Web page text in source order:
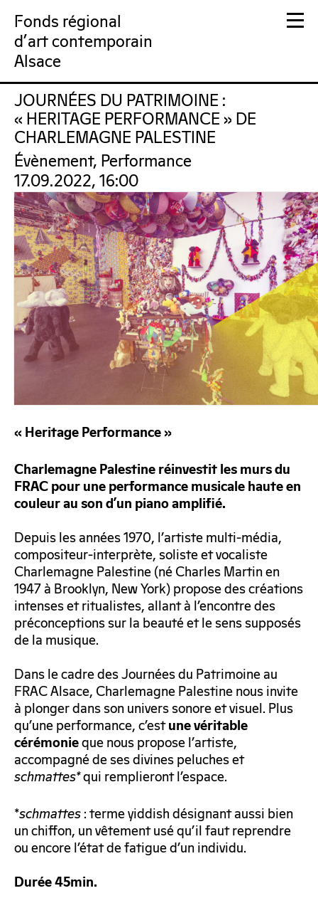
Fonds régional
d'art contemporain
Alsace
FRAC Alsace
JOURNÉES DU PATRIMOINE :
« HERITAGE PERFORMANCE » DE
CHARLEMAGNE PALESTINE
Évènement, Performance
17.09.2022, 16:00
« Heritage Performance »
Charlemagne Palestine réinvestit les murs du
FRAC pour une performance musicale haute en
couleur au son d’un piano amplifié.
Depuis les années 1970, l’artiste multi-média,
compositeur-interprète, soliste et vocaliste
Charlemagne Palestine (né Charles Martin en
1947 à Brooklyn, New York) propose des créations
intenses et ritualistes, allant à l’encontre des
préconceptions sur la beauté et le sens supposés
de la musique.
Dans le cadre des Journées du Patrimoine au
FRAC Alsace, Charlemagne Palestine nous invite
à plonger dans son univers sonore et visuel. Plus
qu’une performance, c’estune véritable
cérémonieque nous propose l’artiste,
accompagné de ses divines peluches et
schmattes*qui remplieront l’espace.
*schmattes: terme yiddish désignant aussi bien
un chiffon, un vêtement usé qu’il faut reprendre
ou encore l’état de fatigue d’un individu.
Durée 45min.